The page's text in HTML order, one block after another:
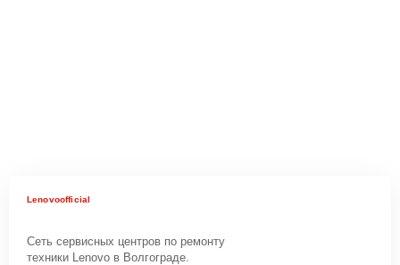
Lenovoofficial
Сеть сервисных центров по ремонту
техники Lenovo в Волгограде.